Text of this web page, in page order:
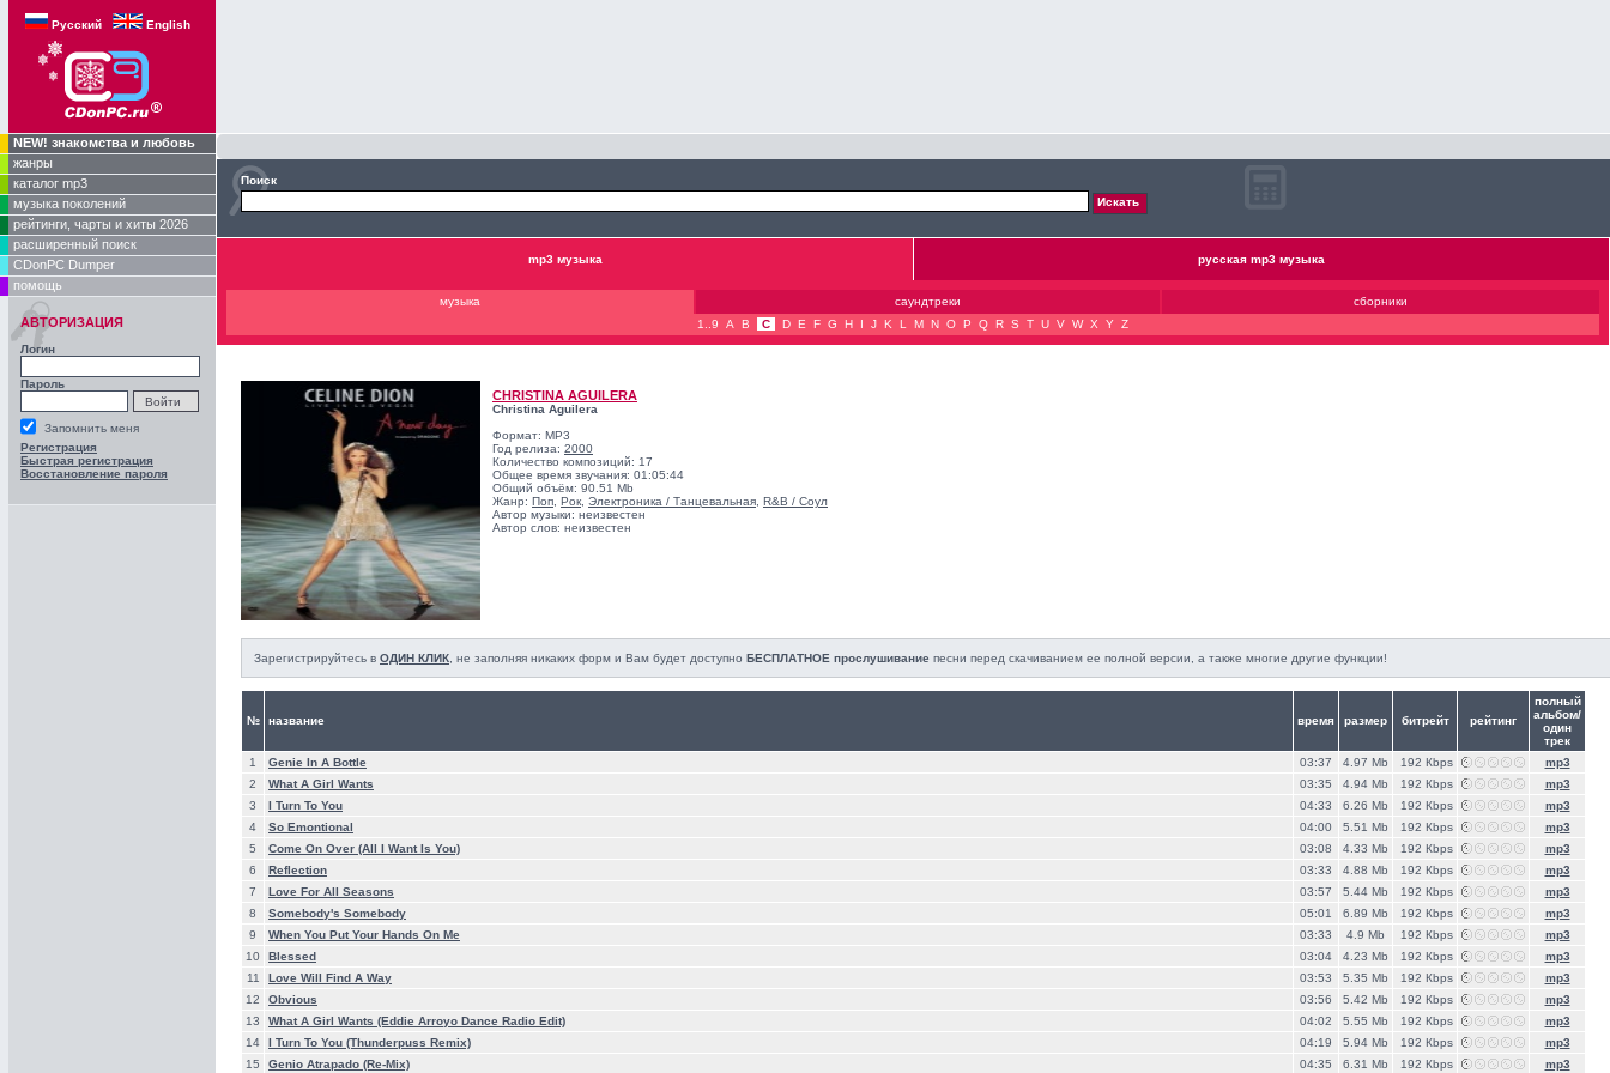
Русский English
NEW! знакомства и любовь
жанры
каталог mp3
музыка поколений
рейтинги, чарты и хиты 2026
расширенный поиск
CDonPC Dumper
помощь
АВТОРИЗАЦИЯ
Логин
Пароль
Запомнить меня
Регистрация
Быстрая регистрация
Восстановление пароля
Поиск
mp3 музыка русская mp3 музыка
музыка саундтреки
сборники
1..9
A B C D E F G H I J K L M N O P Q R S T U V W X Y Z
CHRISTINA AGUILERA
Christina Aguilera
Формат: MP3
Год релиза: 2000
Количество композиций: 17
Общее время звучания: 01:05:44
Общий объём: 90.51 Mb
Жанр: Поп Рок Электроника / Танцевальная R&B / Соул
Автор музыки: неизвестен
Автор слов: неизвестен
Зарегистрируйтесь в ОДИН КЛИК , не заполняя никаких форм и Вам будет доступно БЕСПЛАТНОЕ прослушивание песни перед cкачиванием ее полной версии, а также многие другие функции!
№ название время размер битрейт рейтинг
полный
альбом/
один
трек
1
Genie In A Bottle 03:37 4.97 Mb 192 Кbps
mp3
2
What A Girl Wants 03:35 4.94 Mb 192 Кbps
mp3
3
I Turn To You 04:33 6.26 Mb 192 Кbps
mp3
4
So Emontional 04:00 5.51 Mb 192 Кbps
mp3
5
Come On Over (All I Want Is You) 03:08 4.33 Mb 192 Кbps
mp3
6
Reflection 03:33 4.88 Mb 192 Кbps
mp3
7
Love For All Seasons 03:57 5.44 Mb 192 Кbps
mp3
8
Somebody's Somebody 05:01 6.89 Mb 192 Кbps
mp3
9
When You Put Your Hands On Me 03:33 4.9 Mb 192 Кbps
mp3
10
Blessed 03:04 4.23 Mb 192 Кbps
mp3
11
Love Will Find A Way 03:53 5.35 Mb 192 Кbps
mp3
12
Obvious 03:56 5.42 Mb 192 Кbps
mp3
13
What A Girl Wants (Eddie Arroyo Dance Radio Edit) 04:02 5.55 Mb 192 Кbps
mp3
14
I Turn To You (Thunderpuss Remix) 04:19 5.94 Mb 192 Кbps
mp3
15
Genio Atrapado (Re-Mix) 04:35 6.31 Mb 192 Кbps mp3